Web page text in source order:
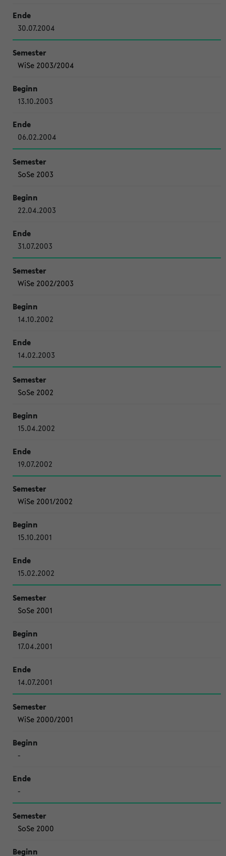
30.07.2004
WiSe 2003/2004
13.10.2003
06.02.2004
SoSe 2003
22.04.2003
31.07.2003
WiSe 2002/2003
14.10.2002
14.02.2003
SoSe 2002
15.04.2002
19.07.2002
WiSe 2001/2002
15.10.2001
15.02.2002
SoSe 2001
17.04.2001
14.07.2001
WiSe 2000/2001
-
-
SoSe 2000